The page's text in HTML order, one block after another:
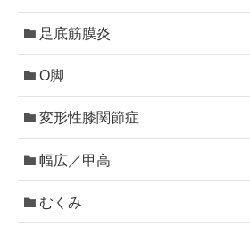
足底筋膜炎
O脚
変形性膝関節症
幅広／甲高
むくみ